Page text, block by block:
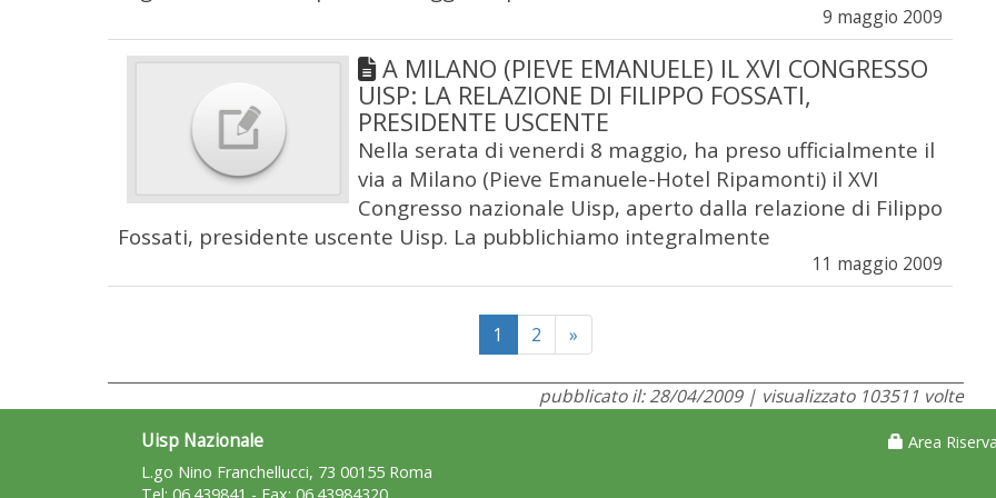
9 maggio 2009
A MILANO (PIEVE EMANUELE) IL XVI CONGRESSO
UISP: LA RELAZIONE DI FILIPPO FOSSATI,
PRESIDENTE USCENTE
Nella serata di venerdi 8 maggio, ha preso ufficialmente il
via a Milano (Pieve Emanuele-Hotel Ripamonti) il XVI
Congresso nazionale Uisp, aperto dalla relazione di Filippo
Fossati, presidente uscente Uisp. La pubblichiamo integralmente
11 maggio 2009
1 2 »Next
pubblicato il: 28/04/2009 | visualizzato 103511 volte
Uisp Nazionale
L.go Nino Franchellucci, 73 00155 Roma
Area